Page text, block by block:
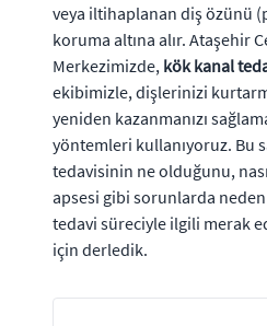
veya iltihaplanan diş özünü
koruma altına alır. Ataşehir
Merkezimizde, kök kanal
ekibimizle, dişlerinizi
yeniden kazanmanızı
yöntemleri kullanıyoruz. Bu
tedavisinin ne olduğunu,
apsesi gibi sorunlarda
tedavi süreciyle ilgili merak
için derledik.